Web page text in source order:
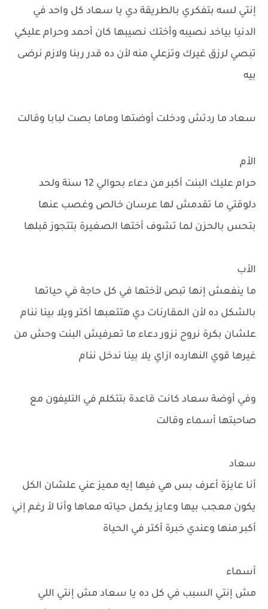
إنتي لسه بتفكري بالطريقة دي يا سعاد كل واحد في
الدنيا بياخد نصيبه وأختك نصيبها كان أحمد وحرام عليكي
تبصي لرزق غيرك وتزعلي منه لأن ده قدر ربنا ولازم نرضى
بيه
سعاد ما ردتش ودخلت أوضتها وماما بصت لبابا وقالت
الأم
حرام عليك البنت أكبر من دعاء بحوالي 12 سنة ولحد
دلوقتي ما تقدمش لها عرسان خالص وغصب عنها
بتحس بالحزن لما تشوف أختها الصغيرة بتتجوز قبلها
الأب
ما ينفعش إنها تبص لأختها في كل حاجة في حياتها
بالشكل ده لأن المقارنات دي هتتعبها أكتر ويلا بينا ننام
علشان بكرة نروح نزور دعاء ما تعرفيش البنت وحش من
غيرها قوي النهارده ازاي يلا بينا ندخل ننام
وفي أوضة سعاد كانت قاعدة بتتكلم في التليفون مع
صاحبتها أسماء وقالت
سعاد
أنا عايزة أعرف بس هي فيها إيه مميز عني علشان الكل
يكون معجب بيها وعايز يكمل حياته معاها وأنا لأ رغم إني
أكبر منها وعندي خبرة أكتر في الحياة
أسماء
مش إنتي السبب في كل ده يا سعاد مش إنتي اللي